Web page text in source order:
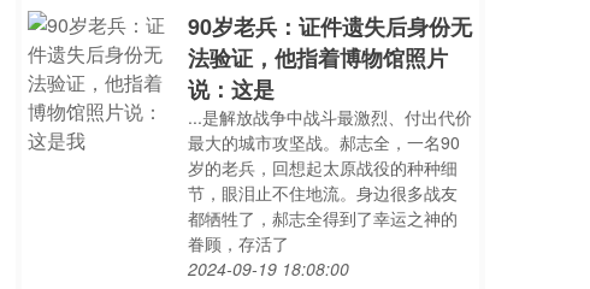
90岁老兵：证件遗失后身份无
法验证，他指着博物馆照片
说：这是
...是解放战争中战斗最激烈、付出代价
最大的城市攻坚战。郝志全，一名90
岁的老兵，回想起太原战役的种种细
节，眼泪止不住地流。身边很多战友
都牺牲了，郝志全得到了幸运之神的
眷顾，存活了
2024-09-19 18:08:00